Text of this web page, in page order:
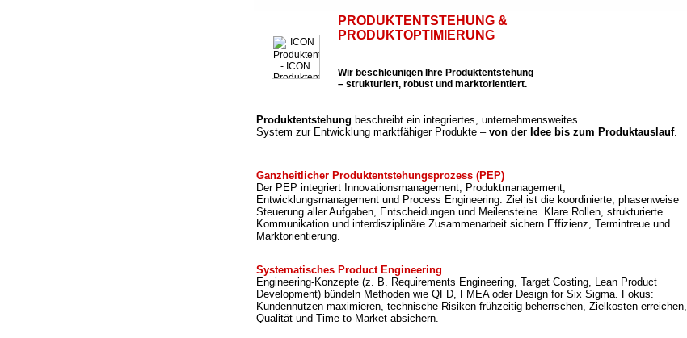
PRODUKTENTSTEHUNG &
PRODUKTOPTIMIERUNG
Wir beschleunigen Ihre Produktentstehung
– strukturiert, robust und marktorientiert.
Produktentstehung beschreibt ein integriertes, unternehmensweites
System zur Entwicklung marktfähiger Produkte – von der Idee bis zum Produktauslauf.
Ganzheitlicher Produktentstehungsprozess (PEP)
Der PEP integriert Innovationsmanagement, Produktmanagement,
Entwicklungsmanagement und Process Engineering. Ziel ist die koordinierte, phasenweise
Steuerung aller Aufgaben, Entscheidungen und Meilensteine. Klare Rollen, strukturierte
Kommunikation und interdisziplinäre Zusammenarbeit sichern Effizienz, Termintreue und
Marktorientierung.
Systematisches Product Engineering
Engineering-Konzepte (z. B. Requirements Engineering, Target Costing, Lean Product
Development) bündeln Methoden wie QFD, FMEA oder Design for Six Sigma. Fokus:
Kundennutzen maximieren, technische Risiken frühzeitig beherrschen, Zielkosten erreichen,
Qualität und Time-to-Market absichern.